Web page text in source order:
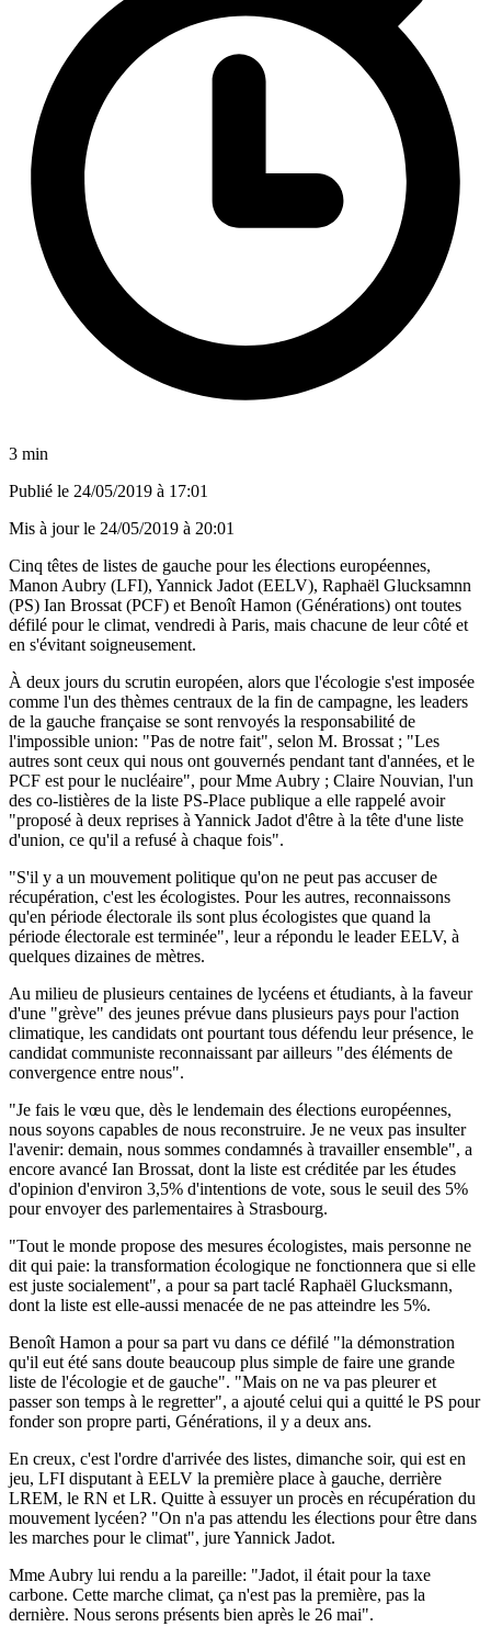
3 min
Publié le 24/05/2019 à 17:01
Mis à jour le 24/05/2019 à 20:01
Cinq têtes de listes de gauche pour les élections européennes,
Manon Aubry (LFI), Yannick Jadot (EELV), Raphaël Glucksamnn
(PS) Ian Brossat (PCF) et Benoît Hamon (Générations) ont toutes
défilé pour le climat, vendredi à Paris, mais chacune de leur côté et
en s'évitant soigneusement.
À deux jours du scrutin européen, alors que l'écologie s'est imposée
comme l'un des thèmes centraux de la fin de campagne, les leaders
de la gauche française se sont renvoyés la responsabilité de
l'impossible union: "Pas de notre fait", selon M. Brossat ; "Les
autres sont ceux qui nous ont gouvernés pendant tant d'années, et le
PCF est pour le nucléaire", pour Mme Aubry ; Claire Nouvian, l'un
des co-listières de la liste PS-Place publique a elle rappelé avoir
"proposé à deux reprises à Yannick Jadot d'être à la tête d'une liste
d'union, ce qu'il a refusé à chaque fois".
"S'il y a un mouvement politique qu'on ne peut pas accuser de
récupération, c'est les écologistes. Pour les autres, reconnaissons
qu'en période électorale ils sont plus écologistes que quand la
période électorale est terminée", leur a répondu le leader EELV, à
quelques dizaines de mètres.
Au milieu de plusieurs centaines de lycéens et étudiants, à la faveur
d'une "grève" des jeunes prévue dans plusieurs pays pour l'action
climatique, les candidats ont pourtant tous défendu leur présence, le
candidat communiste reconnaissant par ailleurs "des éléments de
convergence entre nous".
"Je fais le vœu que, dès le lendemain des élections européennes,
nous soyons capables de nous reconstruire. Je ne veux pas insulter
l'avenir: demain, nous sommes condamnés à travailler ensemble", a
encore avancé Ian Brossat, dont la liste est créditée par les études
d'opinion d'environ 3,5% d'intentions de vote, sous le seuil des 5%
pour envoyer des parlementaires à Strasbourg.
"Tout le monde propose des mesures écologistes, mais personne ne
dit qui paie: la transformation écologique ne fonctionnera que si elle
est juste socialement", a pour sa part taclé Raphaël Glucksmann,
dont la liste est elle-aussi menacée de ne pas atteindre les 5%.
Benoît Hamon a pour sa part vu dans ce défilé "la démonstration
qu'il eut été sans doute beaucoup plus simple de faire une grande
liste de l'écologie et de gauche". "Mais on ne va pas pleurer et
passer son temps à le regretter", a ajouté celui qui a quitté le PS pour
fonder son propre parti, Générations, il y a deux ans.
En creux, c'est l'ordre d'arrivée des listes, dimanche soir, qui est en
jeu, LFI disputant à EELV la première place à gauche, derrière
LREM, le RN et LR. Quitte à essuyer un procès en récupération du
mouvement lycéen? "On n'a pas attendu les élections pour être dans
les marches pour le climat", jure Yannick Jadot.
Mme Aubry lui rendu a la pareille: "Jadot, il était pour la taxe
carbone. Cette marche climat, ça n'est pas la première, pas la
dernière. Nous serons présents bien après le 26 mai".